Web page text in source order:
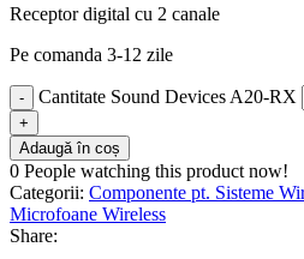
Receptor digital cu 2 canale
Pe comanda 3-12 zile
Cantitate Sound Devices A20-RX
Adaugă în coș
0 People watching this product now!
Categorii: Componente pt. Sisteme
Microfoane Wireless
Share: